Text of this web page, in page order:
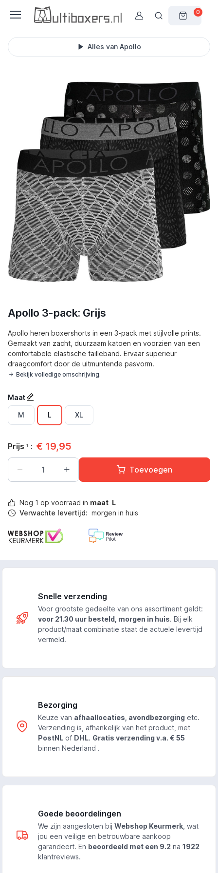
0
Alles van Apollo
Apollo 3-pack: Grijs
Apollo heren boxershorts in een 3-pack met stijlvolle prints.
Gemaakt van zacht, duurzaam katoen en voorzien van een
comfortabele elastische tailleband. Ervaar superieur
draagcomfort door de uitmuntende pasvorm.
Bekijk volledige omschrijving.
Maat
M L XL
Prijs 1 : € 19,95
Aantal
Toevoegen
Nog 1 op voorraad in maat L
Verwachte levertijd: morgen in huis
Snelle verzending
Voor grootste gedeelte van ons assortiment geldt:
voor 21.30 uur besteld, morgen in huis. Bij elk
product/maat combinatie staat de actuele levertijd
vermeld.
Bezorging
Keuze van afhaallocaties, avondbezorging etc.
Verzending is, afhankelijk van het product, met
PostNL of DHL. Gratis verzending v.a. € 55
binnen Nederland .
Goede beoordelingen
We zijn aangesloten bij Webshop Keurmerk , wat
jou een veilige en betrouwbare aankoop
garandeert. En beoordeeld met een 9.2 na 1922
klantreviews.